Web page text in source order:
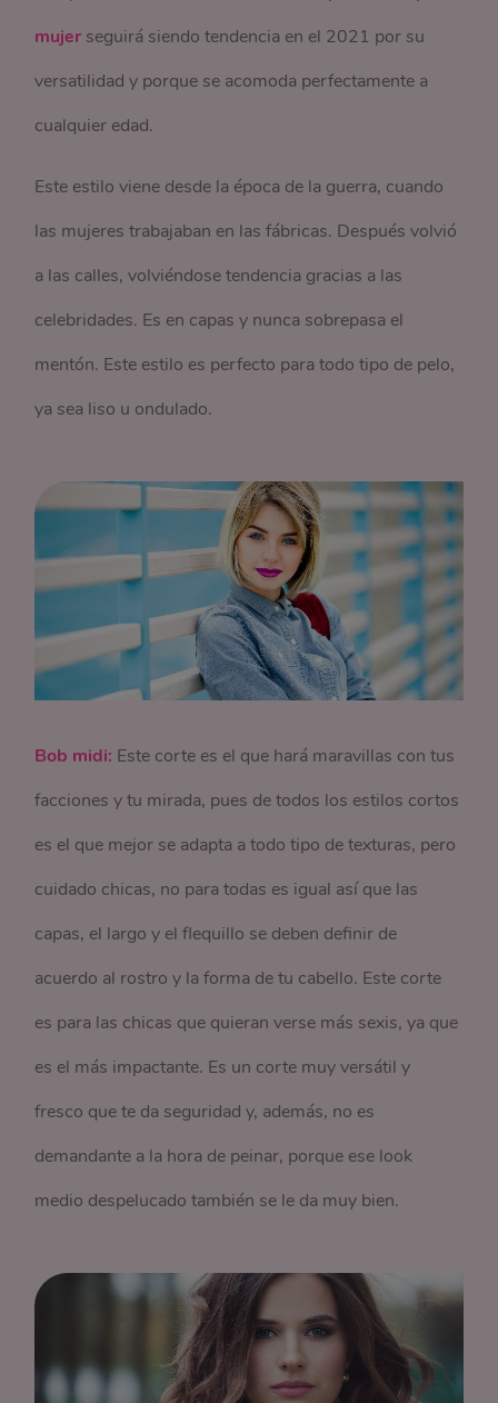
mujer seguirá siendo tendencia en el 2021 por su
versatilidad y porque se acomoda perfectamente a
cualquier edad.
Este estilo viene desde la época de la guerra, cuando
las mujeres trabajaban en las fábricas. Después volvió
a las calles, volviéndose tendencia gracias a las
celebridades. Es en capas y nunca sobrepasa el
mentón. Este estilo es perfecto para todo tipo de pelo,
ya sea liso u ondulado.
Bob midi: Este corte es el que hará maravillas con tus
facciones y tu mirada, pues de todos los estilos cortos
es el que mejor se adapta a todo tipo de texturas, pero
cuidado chicas, no para todas es igual así que las
capas, el largo y el flequillo se deben definir de
acuerdo al rostro y la forma de tu cabello. Este corte
es para las chicas que quieran verse más sexis, ya que
es el más impactante. Es un corte muy versátil y
fresco que te da seguridad y, además, no es
demandante a la hora de peinar, porque ese look
medio despelucado también se le da muy bien.